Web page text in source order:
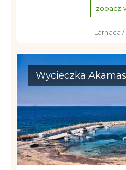
zobacz
Larnaca /
Wycieczka